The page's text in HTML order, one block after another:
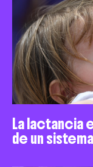
La lactancia
de un